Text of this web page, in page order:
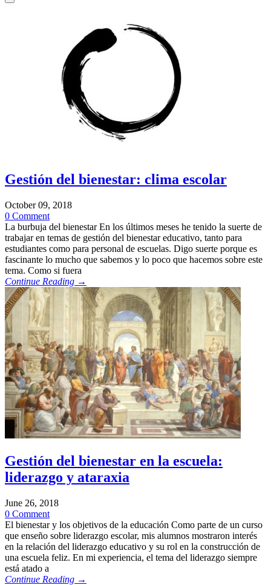
Gestión del bienestar: clima escolar
October 09, 2018
0 Comment
La burbuja del bienestar En los últimos meses he tenido la suerte de
trabajar en temas de gestión del bienestar educativo, tanto para
estudiantes como para personal de escuelas. Digo suerte porque es
fascinante lo mucho que sabemos y lo poco que hacemos sobre este
tema. Como si fuera
Continue Reading →
Gestión del bienestar en la escuela:
liderazgo y ataraxia
June 26, 2018
0 Comment
El bienestar y los objetivos de la educación Como parte de un curso
que enseño sobre liderazgo escolar, mis alumnos mostraron interés
en la relación del liderazgo educativo y su rol en la construcción de
una escuela feliz. En mi experiencia, el tema del liderazgo siempre
está atado a
Continue Reading →